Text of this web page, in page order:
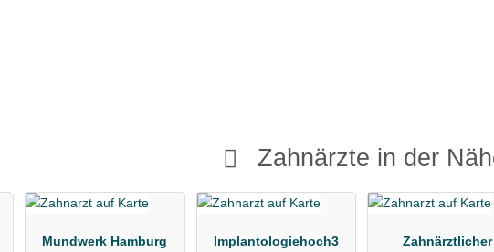
Zahnärzte in der
Mundwerk Hamburg Implantologiehoch3
Zahnärztlicher